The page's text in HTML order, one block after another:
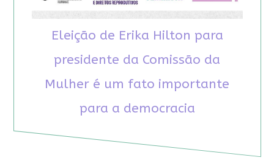
Eleição de Erika Hilton para
presidente da Comissão da
Mulher é um fato importante
para a democracia